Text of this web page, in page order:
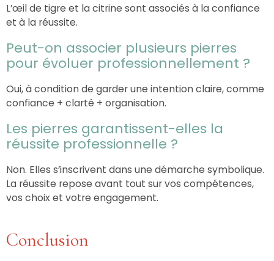
L’œil de tigre et la citrine sont associés à la confiance
et à la réussite.
Peut-on associer plusieurs pierres
pour évoluer professionnellement ?
Oui, à condition de garder une intention claire, comme
confiance + clarté + organisation.
Les pierres garantissent-elles la
réussite professionnelle ?
Non. Elles s’inscrivent dans une démarche symbolique.
La réussite repose avant tout sur vos compétences,
vos choix et votre engagement.
Conclusion